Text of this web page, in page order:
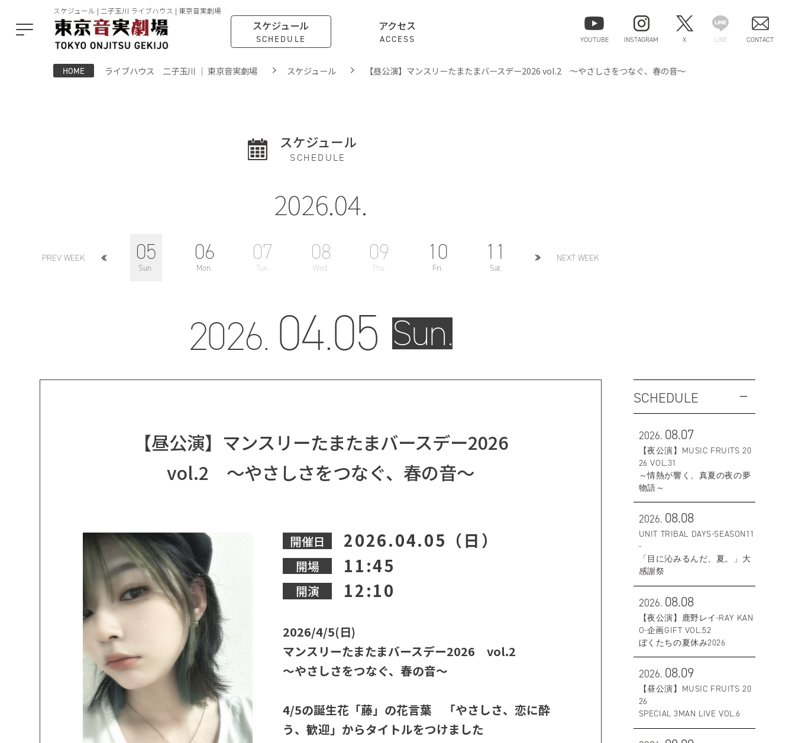
スケジュール | 二子玉川 ライブハウス | 東京音実劇場
スケジュール
SCHEDULE
アクセス
ACCESS YOUTUBE INSTAGRAM X LINE CONTACT
HOME ライブハウス 二子玉川 ｜ 東京音実劇場 スケジュール 【昼公演】マンスリーたまたまバースデー2026 vol.2 ～やさしさをつなぐ、春の音～
スケジュール
SCHEDULE
2026.04.
PREV WEEK 05
Sun.
06
Mon.
07
Tue.
08
Wed.
09
Thu.
10
Fri.
11
Sat.
NEXT WEEK
2026. 04.05 Sun.
【昼公演】マンスリーたまたまバースデー2026
vol.2 ～やさしさをつなぐ、春の音～
開催日 2026.04.05（日）
開場 11:45
開演 12:10
2026/4/5(日)
マンスリーたまたまバースデー2026 vol.2
～やさしさをつなぐ、春の音～
4/5の誕生花「藤」の花言葉 「やさしさ、恋に酔
う、歓迎」からタイトルをつけました
SCHEDULE
2026. 08.07
【夜公演】MUSIC FRUITS 20
26 VOL.31
～情熱が響く、真夏の夜の夢
物語～
2026. 08.08
UNIT TRIBAL DAYS-SEASON11
-
「目に沁みるんだ、夏。」大
感謝祭
2026. 08.08
【夜公演】鹿野レイ-RAY KAN
O-企画GIFT VOL.52
ぼくたちの夏休み2026
2026. 08.09
【昼公演】MUSIC FRUITS 20
26
SPECIAL 3MAN LIVE VOL.6